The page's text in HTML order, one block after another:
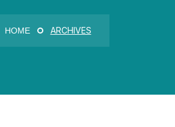
HOME ARCHIVES